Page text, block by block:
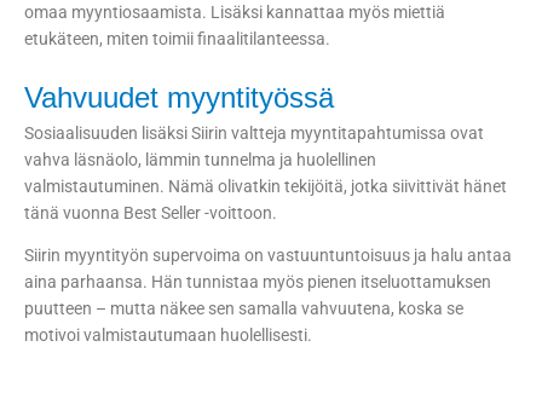
omaa myyntiosaamista. Lisäksi kannattaa myös miettiä
etukäteen, miten toimii finaalitilanteessa.
Vahvuudet myyntityössä
Sosiaalisuuden lisäksi Siirin valtteja myyntitapahtumissa ovat
vahva läsnäolo, lämmin tunnelma ja huolellinen
valmistautuminen. Nämä olivatkin tekijöitä, jotka siivittivät hänet
tänä vuonna Best Seller -voittoon.
Siirin myyntityön supervoima on vastuuntuntoisuus ja halu antaa
aina parhaansa. Hän tunnistaa myös pienen itseluottamuksen
puutteen – mutta näkee sen samalla vahvuutena, koska se
motivoi valmistautumaan huolellisesti.